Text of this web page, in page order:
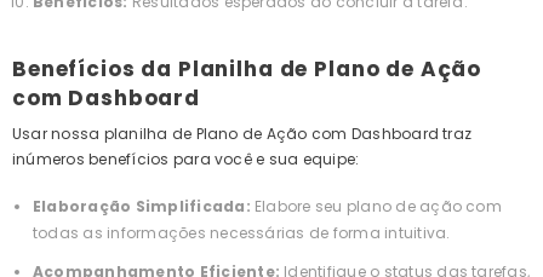
Benefícios da Planilha de Plano de Ação
com Dashboard
Usar nossa planilha de Plano de Ação com Dashboard traz
inúmeros benefícios para você e sua equipe:
Elaboração Simplificada: Elabore seu plano de ação com
todas as informações necessárias de forma intuitiva.
Acompanhamento Eficiente: Identifique o status das tarefas,